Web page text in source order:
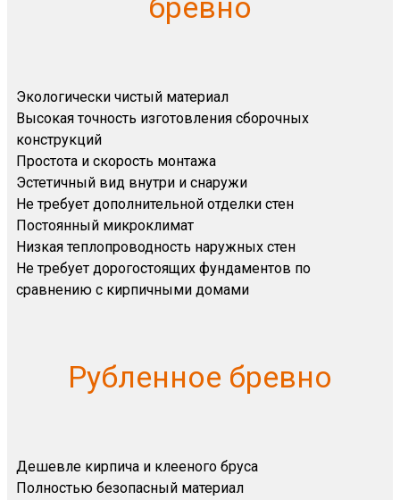
Экологически чистый материал
Высокая точность изготовления сборочных
конструкций
Простота и скорость монтажа
Эстетичный вид внутри и снаружи
Не требует дополнительной отделки стен
Постоянный микроклимат
Низкая теплопроводность наружных стен
Не требует дорогостоящих фундаментов по
сравнению с кирпичными домами
Рубленное бревно
Дешевле кирпича и клееного бруса
Полностью безопасный материал